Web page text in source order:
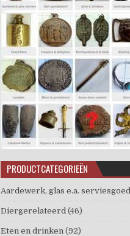
PRODUCTCATEGORIEËN
Aardewerk, glas e.a. serviesgoed
Diergerelateerd (46)
Eten en drinken (92)